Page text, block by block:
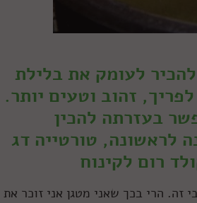
להכיר לעומק את בלילת
זהוב וטעים יותר.
בעזרתה להכין
טורטייה דג
רום לקינוח
זה. הרי בכך שאני מטגן אני זוכר את